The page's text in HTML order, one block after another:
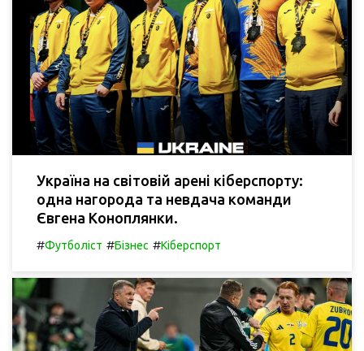
Україна на світовій арені кіберспорту:
одна нагорода та невдача команди
Євгена Коноплянки.
#Футболіст #Бізнес #Кіберспорт